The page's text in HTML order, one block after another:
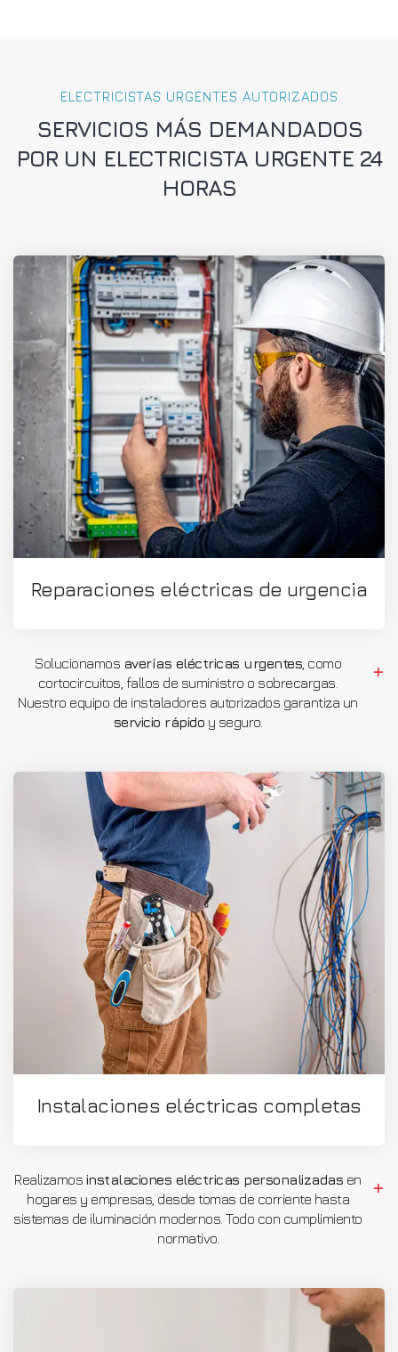
ELECTRICISTAS URGENTES AUTORIZADOS
SERVICIOS MÁS DEMANDADOS
POR UN ELECTRICISTA URGENTE 24
HORAS
Reparaciones eléctricas de urgencia
Solucionamos averías eléctricas urgentes , como
cortocircuitos, fallos de suministro o sobrecargas.
Nuestro equipo de instaladores autorizados garantiza un
servicio rápido y seguro.
Instalaciones eléctricas completas
Realizamos instalaciones eléctricas personalizadas en
hogares y empresas, desde tomas de corriente hasta
sistemas de iluminación modernos. Todo con cumplimiento
normativo.